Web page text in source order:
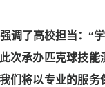
调了高校担当：“
次承办匹克球技
们将以专业的服